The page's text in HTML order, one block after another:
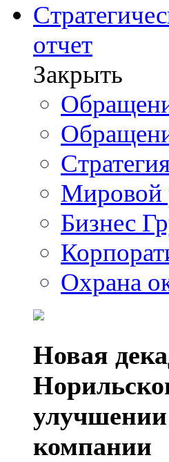
отчет
Закрыть
Мировой
Бизнес
Охрана
Новая
улучшении
компании